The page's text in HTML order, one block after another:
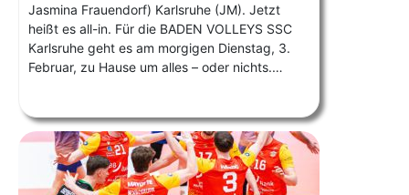
Jasmina Frauendorf) Karlsruhe (JM). Jetzt
heißt es all-in. Für die BADEN VOLLEYS SSC
Karlsruhe geht es am morgigen Dienstag, 3.
Februar, zu Hause um alles – oder nichts.…